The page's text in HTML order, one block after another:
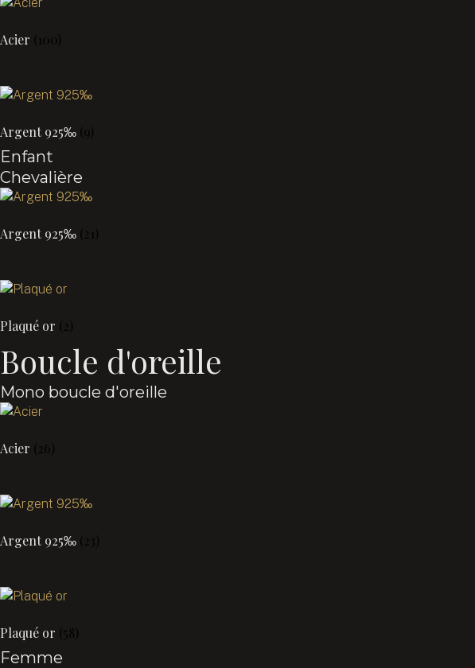
Acier (100)
Argent 925‰ (9)
Enfant
Chevalière
Argent 925‰ (21)
Plaqué or (2)
Boucle d'oreille
Mono boucle d'oreille
Acier (26)
Argent 925‰ (23)
Plaqué or (58)
Femme